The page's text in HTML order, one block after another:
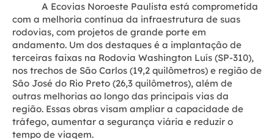
A Ecovias Noroeste Paulista está comprometida
com a melhoria contínua da infraestrutura de suas
rodovias, com projetos de grande porte em
andamento. Um dos destaques é a implantação de
terceiras faixas na Rodovia Washington Luís (SP-310),
nos trechos de São Carlos (19,2 quilômetros) e região de
São José do Rio Preto (26,3 quilômetros), além de
outras melhorias ao longo das principais vias da
região. Essas obras visam ampliar a capacidade de
tráfego, aumentar a segurança viária e reduzir o
tempo de viagem.